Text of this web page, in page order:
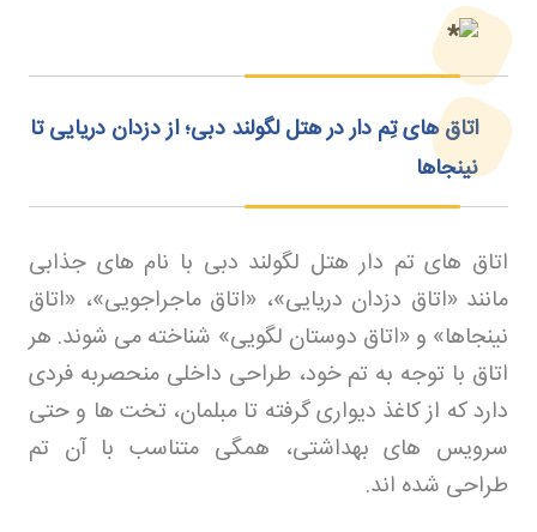
اتاق‌ های تِم‌ دار در هتل لگولند دبی؛ از دزدان دریایی تا
نینجاها
اتاق های تم دار هتل لگولند دبی با نام های جذابی
مانند «اتاق دزدان دریایی»، «اتاق ماجراجویی»، «اتاق
نینجاها» و «اتاق دوستان لگویی» شناخته می شوند. هر
اتاق با توجه به تم خود، طراحی داخلی منحصربه فردی
دارد که از کاغذ دیواری گرفته تا مبلمان، تخت ها و حتی
سرویس های بهداشتی، همگی متناسب با آن تم
طراحی شده اند.